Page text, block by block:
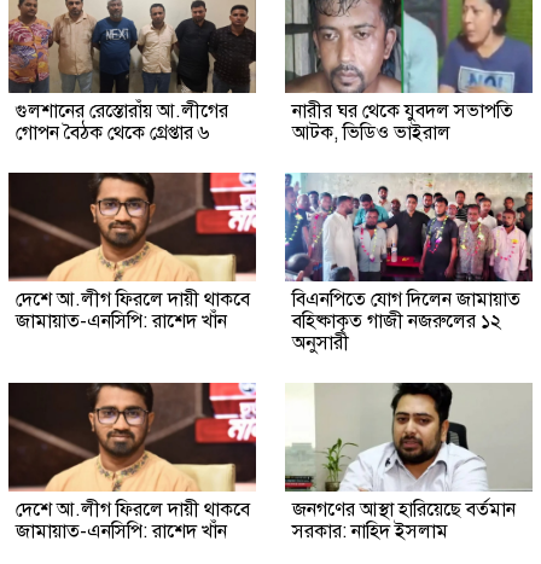
গুলশানের রেস্তোরাঁয় আ.লীগের
গোপন বৈঠক থেকে গ্রেপ্তার ৬
নারীর ঘর থেকে যুবদল সভাপতি
আটক, ভিডিও ভাইরাল
দেশে আ.লীগ ফিরলে দায়ী থাকবে
জামায়াত-এনসিপি: রাশেদ খাঁন
বিএনপিতে যোগ দিলেন জামায়াত
বহিষ্কাকৃত গাজী নজরুলের ১২
অনুসারী
দেশে আ.লীগ ফিরলে দায়ী থাকবে
জামায়াত-এনসিপি: রাশেদ খাঁন
জনগণের আস্থা হারিয়েছে বর্তমান
সরকার: নাহিদ ইসলাম